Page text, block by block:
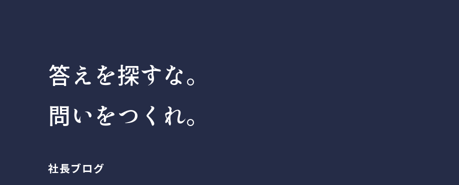
答えを探すな。
問いをつくれ。
社長ブログ